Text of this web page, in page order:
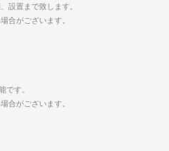
設置まで致します。
合がございます。
です。
合がございます。